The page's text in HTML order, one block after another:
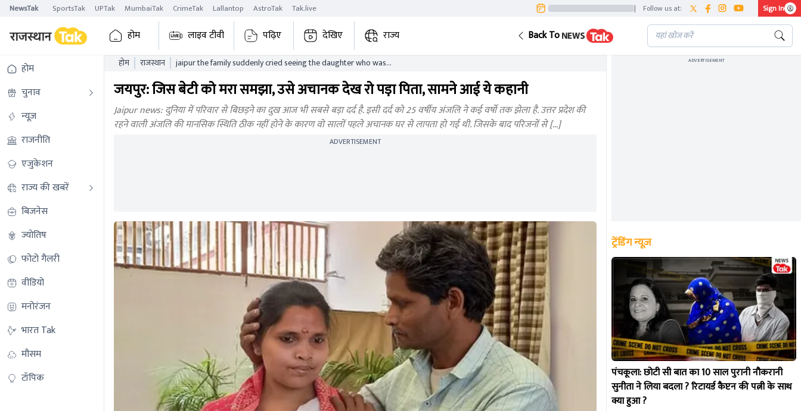
NewsTak SportsTak UPTak MumbaiTak CrimeTak Lallantop AstroTak Tak.live | Follow us at: Sign In
होम लाइव टीवी पढ़िए देखिए राज्य Back To
होम
चुनाव
न्यूज़
राजनीति
एजुकेशन
राज्य की खबरें
बिजनेस
ज्योतिष
फोटो गैलरी
वीडियो
मनोरंजन
भारत Tak
मौसम
टॉपिक
होम राजस्थान
jaipur the family suddenly cried seeing the daughter who was
जयपुर: जिस बेटी को मरा समझा, उसे अचानक देख रो पड़ा पिता, सामने आई ये कहानी
Jaipur news: दुनिया में परिवार से बिछड़ने का दुख आज भी सबसे बड़ा दर्द है. इसी दर्द को 25 वर्षीय अंजलि ने कई वर्षो तक झेला है. उत्तर प्रदेश की
रहने वाली अंजलि की मानसिक स्थिति ठीक नहीं होने के कारण वो सालों पहले अचानक घर से लापता हो गई थी. जिसके बाद परिजनों से […]
ADVERTISEMENT
ADVERTISEMENT
ट्रेंडिंग न्यूज़
पंचकूला: छोटी सी बात का 10 साल पुरानी नौकरानी
सुनीता ने लिया बदला ? रिटायर्ड कैप्टन की पत्नी के साथ
क्या हुआ ?